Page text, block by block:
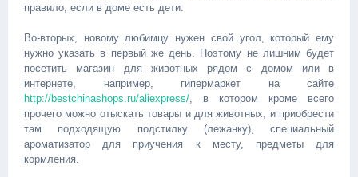
правило, если в доме есть дети.
Во-вторых, новому любимцу нужен свой угол, который ему
нужно указать в первый же день. Поэтому не лишним будет
посетить магазин для животных рядом с домом или в
интернете, например, гипермаркет на сайте
http://bestchinashops.ru/aliexpress/ , в котором кроме всего
прочего можно отыскать товары и для животных, и приобрести
там подходящую подстилку (лежанку), специальный
ароматизатор для приучения к месту, предметы для
кормления.